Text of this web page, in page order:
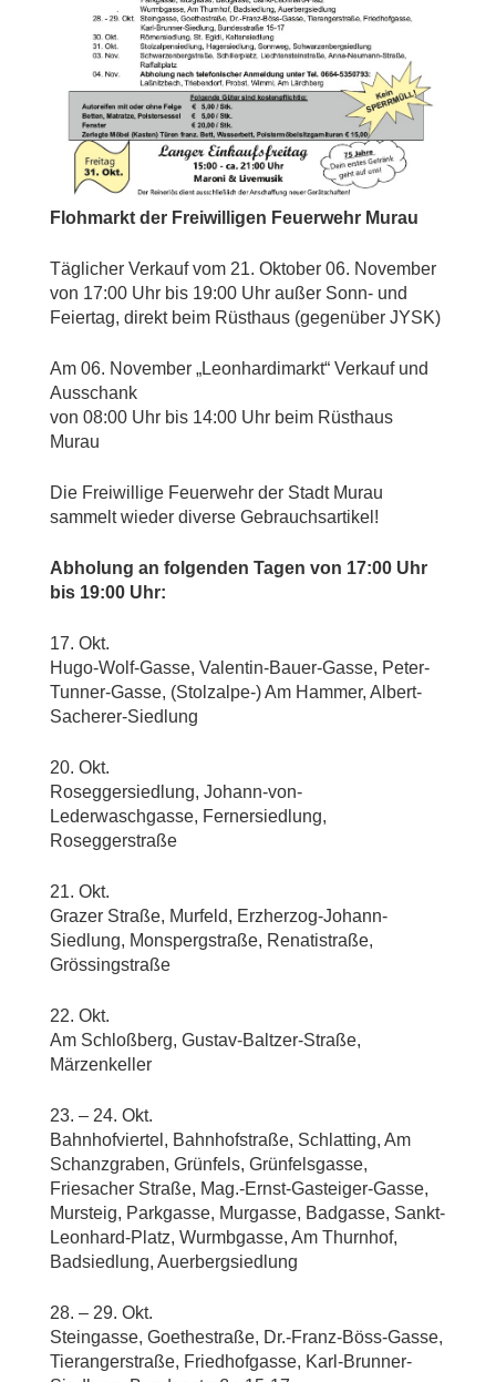
Flohmarkt der Freiwilligen Feuerwehr Murau
Täglicher Verkauf vom 21. Oktober 06. November
von 17:00 Uhr bis 19:00 Uhr außer Sonn- und
Feiertag, direkt beim Rüsthaus (gegenüber JYSK)
Am 06. November „Leonhardimarkt“ Verkauf und
Ausschank
von 08:00 Uhr bis 14:00 Uhr beim Rüsthaus
Murau
Die Freiwillige Feuerwehr der Stadt Murau
sammelt wieder diverse Gebrauchsartikel!
Abholung an folgenden Tagen von 17:00 Uhr
bis 19:00 Uhr:
17. Okt.
Hugo-Wolf-Gasse, Valentin-Bauer-Gasse, Peter-
Tunner-Gasse, (Stolzalpe-) Am Hammer, Albert-
Sacherer-Siedlung
20. Okt.
Roseggersiedlung, Johann-von-
Lederwaschgasse, Fernersiedlung,
Roseggerstraße
21. Okt.
Grazer Straße, Murfeld, Erzherzog-Johann-
Siedlung, Monspergstraße, Renatistraße,
Grössingstraße
22. Okt.
Am Schloßberg, Gustav-Baltzer-Straße,
Märzenkeller
23. – 24. Okt.
Bahnhofviertel, Bahnhofstraße, Schlatting, Am
Schanzgraben, Grünfels, Grünfelsgasse,
Friesacher Straße, Mag.-Ernst-Gasteiger-Gasse,
Mursteig, Parkgasse, Murgasse, Badgasse, Sankt-
Leonhard-Platz, Wurmbgasse, Am Thurnhof,
Badsiedlung, Auerbergsiedlung
28. – 29. Okt.
Steingasse, Goethestraße, Dr.-Franz-Böss-Gasse,
Tierangerstraße, Friedhofgasse, Karl-Brunner-